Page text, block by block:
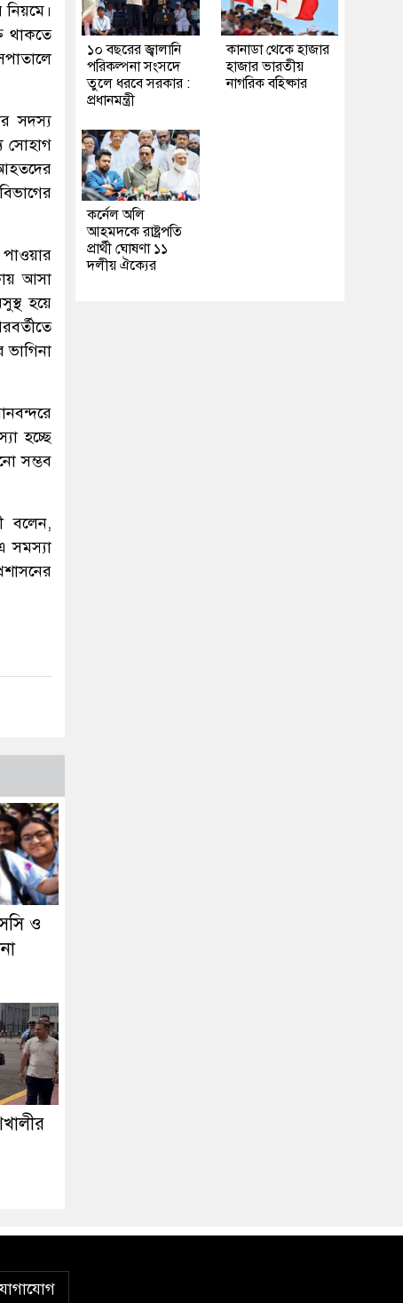
থাকতে
সদস্য
সোহাগ
আসা
হয়ে
হচ্ছে
সম্ভব
বলেন,
সমস্যা
ও
১০ বছরের জ্বালানি
পরিকল্পনা সংসদে
তুলে ধরবে সরকার :
প্রধানমন্ত্রী
কানাডা থেকে হাজার
হাজার ভারতীয়
নাগরিক বহিষ্কার
কর্নেল অলি
আহমদকে রাষ্ট্রপতি
প্রার্থী ঘোষণা ১১
দলীয় ঐক্যের